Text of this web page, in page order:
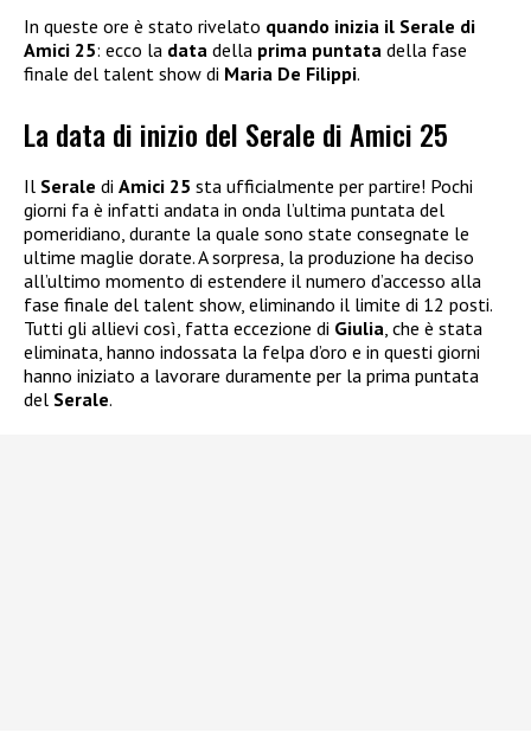
In queste ore è stato rivelato quando inizia il Serale di
Amici 25: ecco la data della prima puntata della fase
finale del talent show di Maria De Filippi.
La data di inizio del Serale di Amici 25
Il Serale di Amici 25 sta ufficialmente per partire! Pochi
giorni fa è infatti andata in onda l’ultima puntata del
pomeridiano, durante la quale sono state consegnate le
ultime maglie dorate. A sorpresa, la produzione ha deciso
all’ultimo momento di estendere il numero d’accesso alla
fase finale del talent show, eliminando il limite di 12 posti.
Tutti gli allievi così, fatta eccezione di Giulia , che è stata
eliminata, hanno indossata la felpa d’oro e in questi giorni
hanno iniziato a lavorare duramente per la prima puntata
del Serale.